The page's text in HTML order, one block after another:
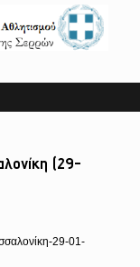
(29-
29-01-